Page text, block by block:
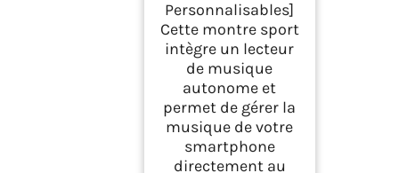
Personnalisables]
Cette montre sport
intègre un lecteur
de musique
autonome et
permet de gérer la
musique de votre
smartphone
directement au